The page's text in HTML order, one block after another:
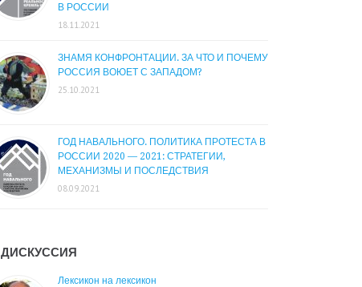
В РОССИИ
18.11.2021
ЗНАМЯ КОНФРОНТАЦИИ. ЗА ЧТО И ПОЧЕМУ
РОССИЯ ВОЮЕТ С ЗАПАДОМ?
25.10.2021
ГОД НАВАЛЬНОГО. ПОЛИТИКА ПРОТЕСТА В
РОССИИ 2020 — 2021: СТРАТЕГИИ,
МЕХАНИЗМЫ И ПОСЛЕДСТВИЯ
08.09.2021
ДИСКУССИЯ
Лексикон на лексикон